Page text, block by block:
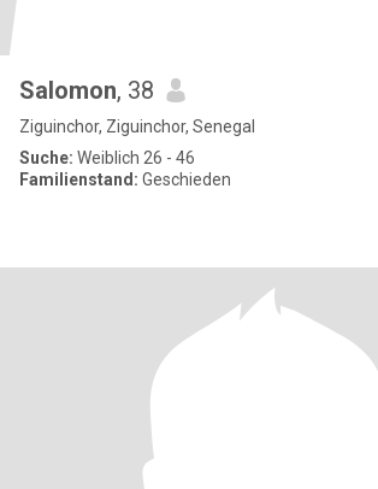
Salomon, 38
Ziguinchor, Ziguinchor, Senegal
Suche: Weiblich 26 - 46
Familienstand: Geschieden